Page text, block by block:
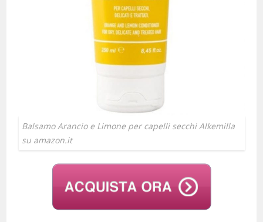
Balsamo Arancio e Limone per capelli secchi Alkemilla
su amazon.it